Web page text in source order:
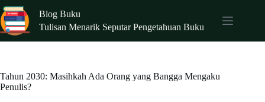
Skip
to
content
Blog Buku
Tulisan Menarik Seputar Pengetahuan Buku
Tahun 2030: Masihkah Ada Orang yang Bangga Mengaku
Penulis?